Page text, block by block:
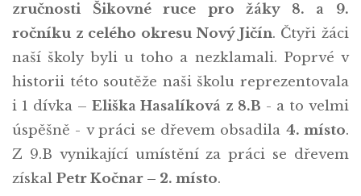
zručnosti Šikovné ruce pro žáky 8. a 9.
ročníku z celého okresu Nový Jičín. Čtyři žáci
naší školy byli u toho a nezklamali. Poprvé v
historii této soutěže naši školu reprezentovala
i 1 dívka –Eliška Hasalíková z 8.B - a to velmi
úspěšně - v práci se dřevem obsadila 4. místo.
Z 9.B vynikající umístění za práci se dřevem
získal Petr Kočnar – 2. místo.